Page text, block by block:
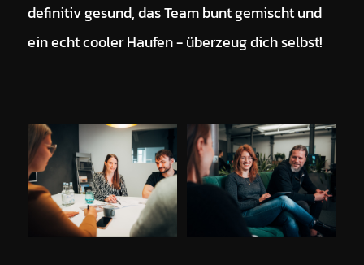
definitiv gesund, das Team bunt gemischt und
ein echt cooler Haufen - überzeug dich selbst!